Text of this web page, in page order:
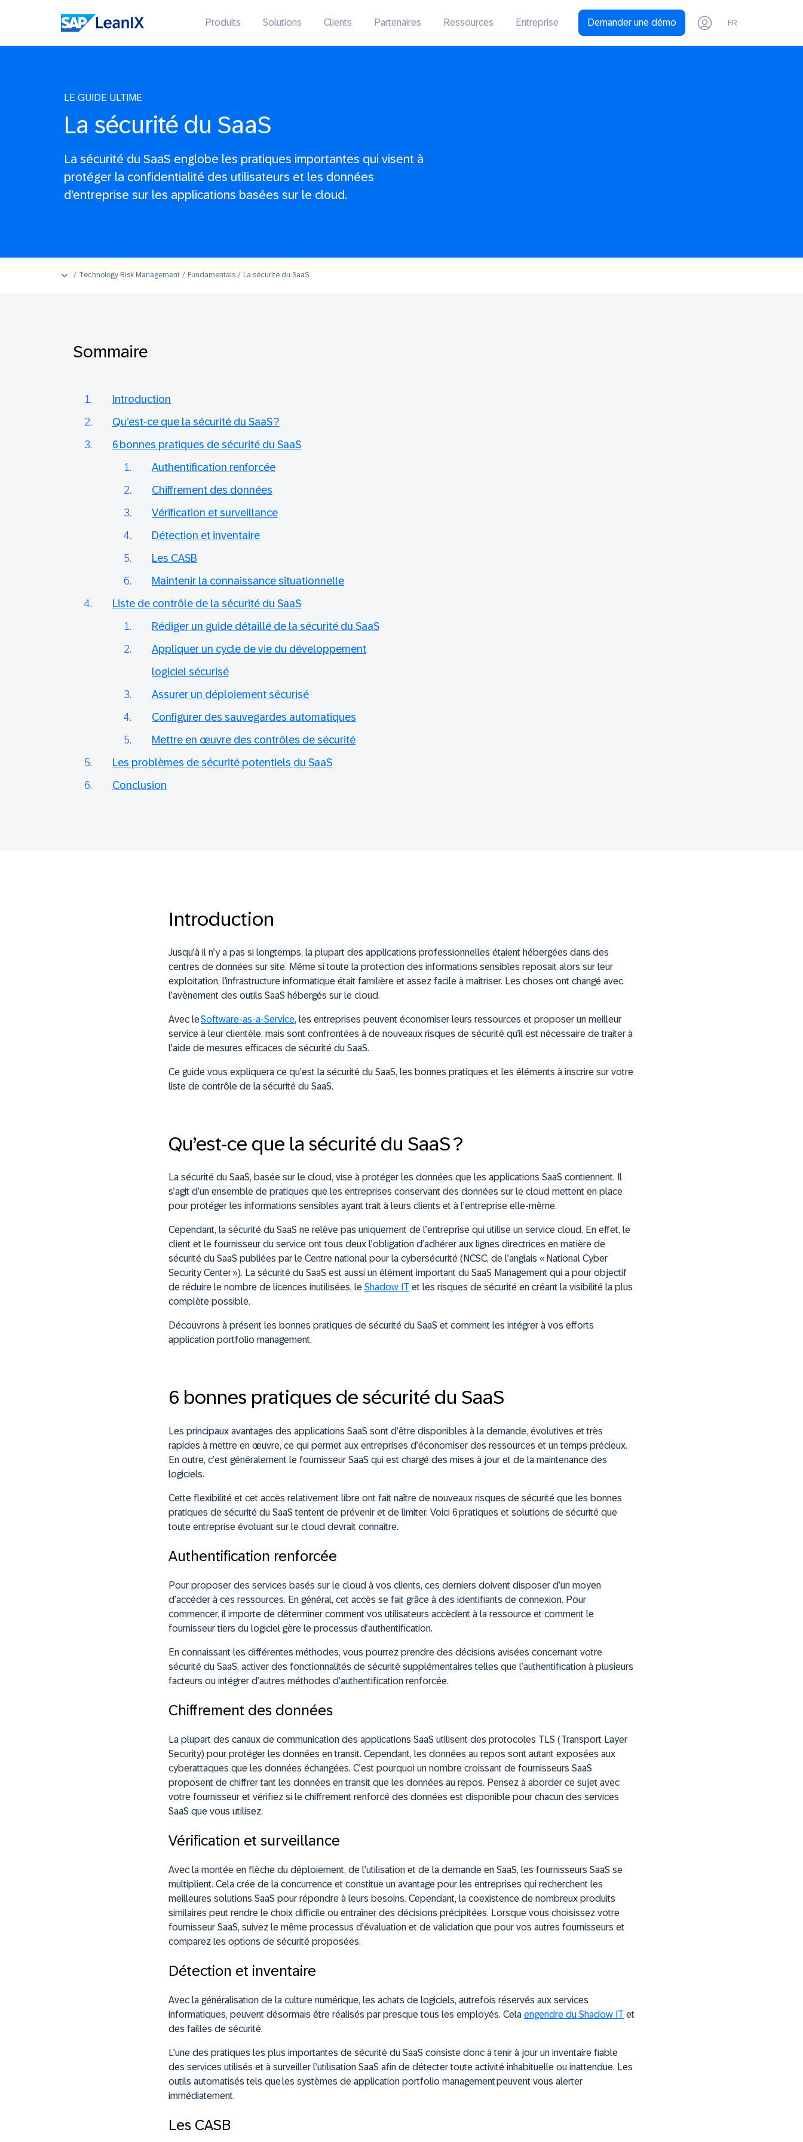
Produits Solutions Clients Partenaires Ressources Entreprise Demander une démo FR
LE GUIDE ULTIME
La sécurité du SaaS
La sécurité du SaaS englobe les pratiques importantes qui visent à
protéger la confidentialité des utilisateurs et les données
d’entreprise sur les applications basées sur le cloud.
Technology Risk Management Fundamentals La sécurité du SaaS
Sommaire
Introduction
Qu’est-ce que la sécurité du SaaS ?
6 bonnes pratiques de sécurité du SaaS
Authentification renforcée
Chiffrement des données
Vérification et surveillance
Détection et inventaire
Les CASB
Maintenir la connaissance situationnelle
Liste de contrôle de la sécurité du SaaS
Rédiger un guide détaillé de la sécurité du SaaS
Appliquer un cycle de vie du développement
logiciel sécurisé
Assurer un déploiement sécurisé
Configurer des sauvegardes automatiques
Mettre en œuvre des contrôles de sécurité
Les problèmes de sécurité potentiels du SaaS
Conclusion
Introduction
Jusqu’à il n’y a pas si longtemps, la plupart des applications professionnelles étaient hébergées dans des
centres de données sur site. Même si toute la protection des informations sensibles reposait alors sur leur
exploitation, l’infrastructure informatique était familière et assez facile à maîtriser. Les choses ont changé avec
l’avènement des outils SaaS hébergés sur le cloud.
Avec leSoftware-as-a-Service, les entreprises peuvent économiser leurs ressources et proposer un meilleur
service à leur clientèle, mais sont confrontées à de nouveaux risques de sécurité qu’il est nécessaire de traiter à
l'aide de mesures efficaces de sécurité du SaaS.
Ce guide vous expliquera ce qu’est la sécurité du SaaS, les bonnes pratiques et les éléments à inscrire sur votre
liste de contrôle de la sécurité du SaaS.
Qu’est-ce que la sécurité du SaaS ?
La sécurité du SaaS, basée sur le cloud, vise à protéger les données que les applications SaaS contiennent. Il
s’agit d’un ensemble de pratiques que les entreprises conservant des données sur le cloud mettent en place
pour protéger les informations sensibles ayant trait à leurs clients et à l’entreprise elle-même.
Cependant, la sécurité du SaaS ne relève pas uniquement de l’entreprise qui utilise un service cloud. En effet, le
client et le fournisseur du service ont tous deux l’obligation d’adhérer aux lignes directrices en matière de
sécurité du SaaS publiées par le Centre national pour la cybersécurité (NCSC, de l’anglais « National Cyber
Security Center »). La sécurité du SaaS est aussi un élément important du SaaS Management qui a pour objectif
de réduire le nombre de licences inutilisées, le Shadow IT et les risques de sécurité en créant la visibilité la plus
complète possible.
Découvrons à présent les bonnes pratiques de sécurité du SaaS et comment les intégrer à vos efforts
application portfolio management.
6 bonnes pratiques de sécurité du SaaS
Les principaux avantages des applications SaaS sont d’être disponibles à la demande, évolutives et très
rapides à mettre en œuvre, ce qui permet aux entreprises d’économiser des ressources et un temps précieux.
En outre, c’est généralement le fournisseur SaaS qui est chargé des mises à jour et de la maintenance des
logiciels.
Cette flexibilité et cet accès relativement libre ont fait naître de nouveaux risques de sécurité que les bonnes
pratiques de sécurité du SaaS tentent de prévenir et de limiter. Voici 6 pratiques et solutions de sécurité que
toute entreprise évoluant sur le cloud devrait connaître.
Authentification renforcée
Pour proposer des services basés sur le cloud à vos clients, ces derniers doivent disposer d’un moyen
d’accéder à ces ressources. En général, cet accès se fait grâce à des identifiants de connexion. Pour
commencer, il importe de déterminer comment vos utilisateurs accèdent à la ressource et comment le
fournisseur tiers du logiciel gère le processus d’authentification.
En connaissant les différentes méthodes, vous pourrez prendre des décisions avisées concernant votre
sécurité du SaaS, activer des fonctionnalités de sécurité supplémentaires telles que l’authentification à plusieurs
facteurs ou intégrer d’autres méthodes d’authentification renforcée.
Chiffrement des données
La plupart des canaux de communication des applications SaaS utilisent des protocoles TLS (Transport Layer
Security) pour protéger les données en transit. Cependant, les données au repos sont autant exposées aux
cyberattaques que les données échangées. C’est pourquoi un nombre croissant de fournisseurs SaaS
proposent de chiffrer tant les données en transit que les données au repos. Pensez à aborder ce sujet avec
votre fournisseur et vérifiez si le chiffrement renforcé des données est disponible pour chacun des services
SaaS que vous utilisez.
Vérification et surveillance
Avec la montée en flèche du déploiement, de l’utilisation et de la demande en SaaS, les fournisseurs SaaS se
multiplient. Cela crée de la concurrence et constitue un avantage pour les entreprises qui recherchent les
meilleures solutions SaaS pour répondre à leurs besoins. Cependant, la coexistence de nombreux produits
similaires peut rendre le choix difficile ou entraîner des décisions précipitées. Lorsque vous choisissez votre
fournisseur SaaS, suivez le même processus d’évaluation et de validation que pour vos autres fournisseurs et
comparez les options de sécurité proposées.
Détection et inventaire
Avec la généralisation de la culture numérique, les achats de logiciels, autrefois réservés aux services
informatiques, peuvent désormais être réalisés par presque tous les employés. Cela engendre du Shadow IT et
des failles de sécurité.
L'une des pratiques les plus importantes de sécurité du SaaS consiste donc à tenir à jour un inventaire fiable
des services utilisés et à surveiller l’utilisation SaaS afin de détecter toute activité inhabituelle ou inattendue. Les
outils automatisés tels que les systèmes de application portfolio management peuvent vous alerter
immédiatement.
Les CASB